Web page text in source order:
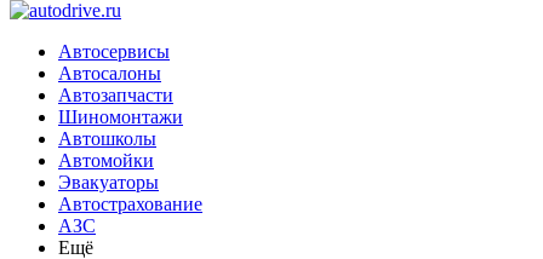
Автосервисы
Автосалоны
Автозапчасти
Шиномонтажи
Автошколы
Автомойки
Эвакуаторы
Автострахование
АЗС
Ещё